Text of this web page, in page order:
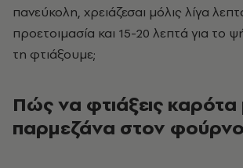
πανεύκολη, χρειάζεσαι μόλις λίγα
προετοιμασία και 15-20 λεπτά για το
τη φτιάξουμε;
Πώς να φτιάξεις καρότα
παρμεζάνα στον φούρνο